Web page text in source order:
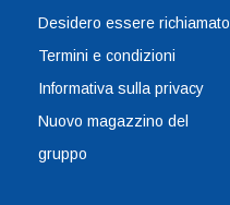
Desidero essere richiamato
Termini e condizioni
Informativa sulla privacy
Nuovo magazzino del
gruppo